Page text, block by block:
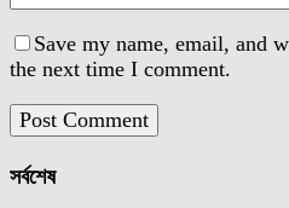
Save my name, email, and
the next time I comment.
সর্বশেষ